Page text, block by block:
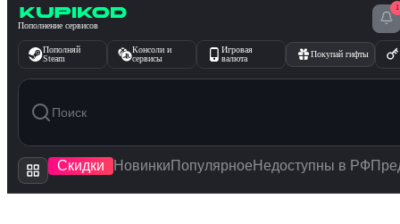
Перейти к содержимому
Пополнение сервисов
1
Пополняй
Steam
Консоли и
сервисы
Игровая
валюта
Покупай гифты
Скидки Новинки Популярное Недоступны в РФ